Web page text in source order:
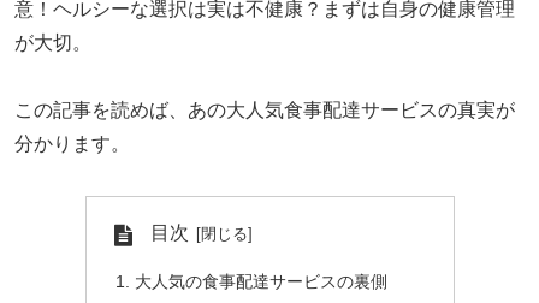
意！ヘルシーな選択は実は不健康？まずは自身の健康管理
が大切。
この記事を読めば、あの大人気食事配達サービスの真実が
分かります。
目次
大人気の食事配達サービスの裏側